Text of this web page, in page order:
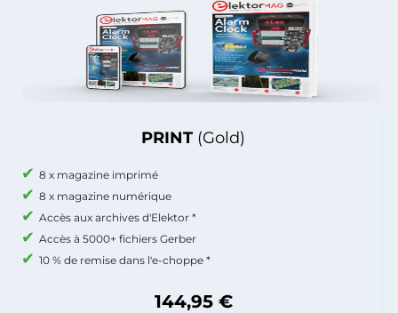
PRINT (Gold)
8 x magazine imprimé
8 x magazine numérique
Accès aux archives d'Elektor *
Accès à 5000+ fichiers Gerber
10 % de remise dans l'e-choppe *
144,95 €